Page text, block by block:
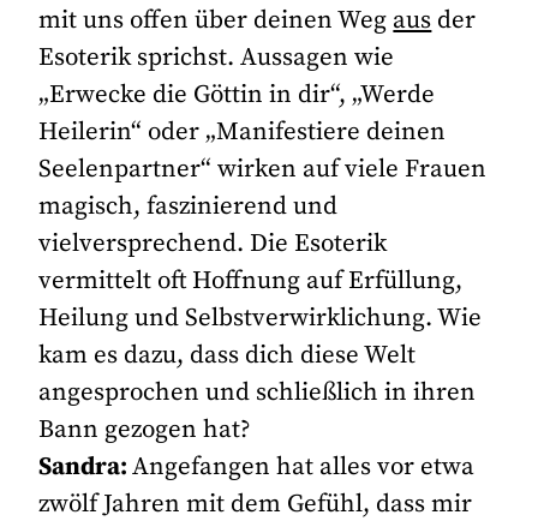
mit uns offen über deinen Weg aus der
Esoterik sprichst. Aussagen wie
„Erwecke die Göttin in dir“, „Werde
Heilerin“ oder „Manifestiere deinen
Seelenpartner“ wirken auf viele Frauen
magisch, faszinierend und
vielversprechend. Die Esoterik
vermittelt oft Hoffnung auf Erfüllung,
Heilung und Selbstverwirklichung. Wie
kam es dazu, dass dich diese Welt
angesprochen und schließlich in ihren
Bann gezogen hat?
Sandra:Angefangen hat alles vor etwa
zwölf Jahren mit dem Gefühl, dass mir